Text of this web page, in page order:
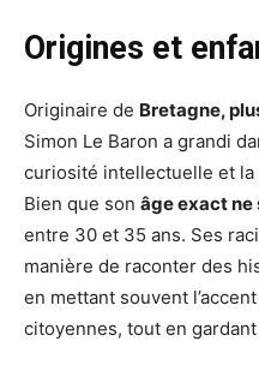
Origines et
Originaire de Bretagne,
Simon Le Baron a grandi
curiosité intellectuelle et
Bien que son âge exact ne
entre 30 et 35 ans. Ses
manière de raconter des
en mettant souvent
citoyennes, tout en